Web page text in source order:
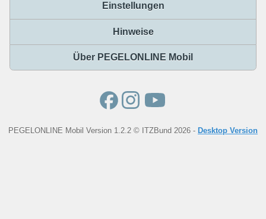
Einstellungen
Hinweise
Über PEGELONLINE Mobil
PEGELONLINE Mobil Version 1.2.2 © ITZBund 2026 - Desktop Version